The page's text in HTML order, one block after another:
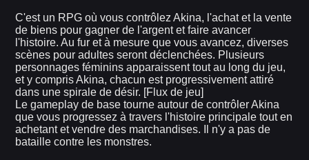
C'est un RPG où vous contrôlez Akina, l'achat et la vente
de biens pour gagner de l'argent et faire avancer
l'histoire. Au fur et à mesure que vous avancez, diverses
scènes pour adultes seront déclenchées. Plusieurs
personnages féminins apparaissent tout au long du jeu,
et y compris Akina, chacun est progressivement attiré
dans une spirale de désir. [Flux de jeu]
Le gameplay de base tourne autour de contrôler Akina
que vous progressez à travers l'histoire principale tout en
achetant et vendre des marchandises. Il n'y a pas de
bataille contre les monstres.